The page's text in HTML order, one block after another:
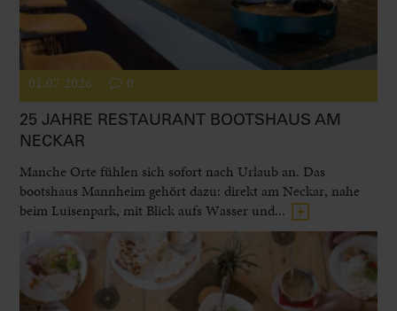
01.07.2026 0
25 JAHRE RESTAURANT BOOTSHAUS AM
NECKAR
Manche Orte fühlen sich sofort nach Urlaub an. Das
bootshaus Mannheim gehört dazu: direkt am Neckar, nahe
beim Luisenpark, mit Blick aufs Wasser und...